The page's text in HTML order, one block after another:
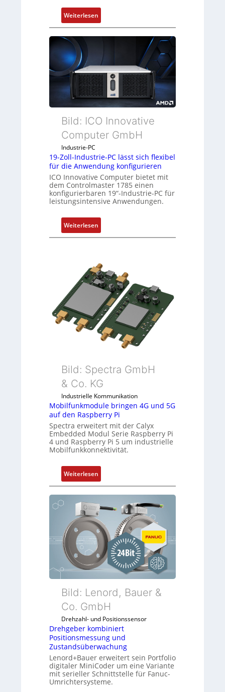
Weiterlesen
D
r
k
a
u
s
g
l
e
i
c
h
e
l
e
m
n
m
i
t
p
e
z
m
e
m
b
r
a
n
e
Bild: ICO Innovative
Computer GmbH
Industrie-PC
19-Zoll-Industrie-PC lässt sich flexibel
für die Anwendung konfigurieren
ICO Innovative Computer bietet mit
dem Controlmaster 1785 einen
konfigurierbaren 19“-Industrie-PC für
leistungsintensive Anwendungen.
Weiterlesen
1
Z
o
l
-
I
n
d
t
r
i
e
-
P
C
s
t
i
c
h
f
l
e
b
e
f
ü
r
d
i
e
Bild: Spectra GmbH
& Co. KG
Industrielle Kommunikation
Mobilfunkmodule bringen 4G und 5G
auf den Raspberry Pi
Spectra erweitert mit der Calyx
Embedded Modul Serie Raspberry Pi
4 und Raspberry Pi 5 um industrielle
Mobilfunkkonnektivität.
Weiterlesen
M
o
b
i
l
u
n
k
m
o
u
l
e
b
i
n
g
Bild: Lenord, Bauer &
Co. GmbH
Drehzahl- und Positionssensor
Drehgeber kombiniert
Positionsmessung und
Zustandsüberwachung
Lenord+Bauer erweitert sein Portfolio
digitaler MiniCoder um eine Variante
mit serieller Schnittstelle für Fanuc-
Umrichtersysteme.